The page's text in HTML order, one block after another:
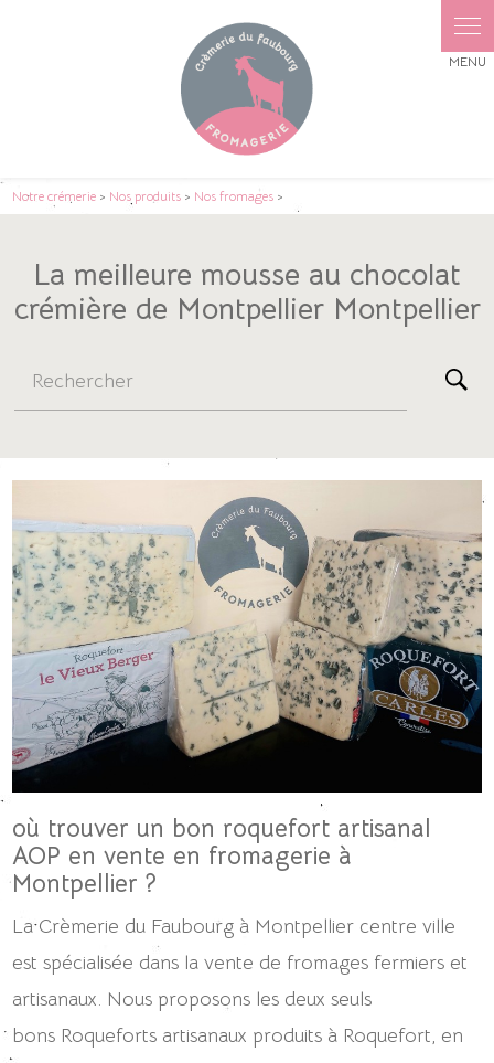
Notre crémerie > Nos produits > Nos fromages >
La meilleure mousse au chocolat
crémière de Montpellier Montpellier
Rechercher
où trouver un bon roquefort artisanal
AOP en vente en fromagerie à
Montpellier ?
La Crèmerie du Faubourg à Montpellier centre ville
est spécialisée dans la vente de fromages fermiers et
artisanaux. Nous proposons les deux seuls
bons Roqueforts artisanaux produits à Roquefort, en